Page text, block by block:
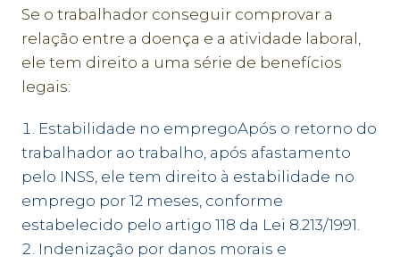
Se o trabalhador conseguir comprovar a
relação entre a doença e a atividade laboral,
ele tem direito a uma série de benefícios
legais:
Estabilidade no empregoApós o retorno do
trabalhador ao trabalho, após afastamento
pelo INSS, ele tem direito à estabilidade no
emprego por 12 meses, conforme
estabelecido pelo artigo 118 da Lei 8.213/1991.
Indenização por danos morais e